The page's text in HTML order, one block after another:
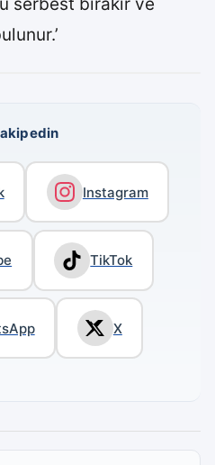
edin
Instagram
TikTok
X